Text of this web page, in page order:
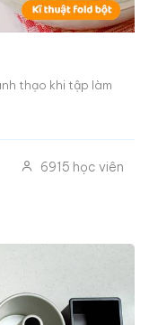
thạo khi tập làm
6915 học viên